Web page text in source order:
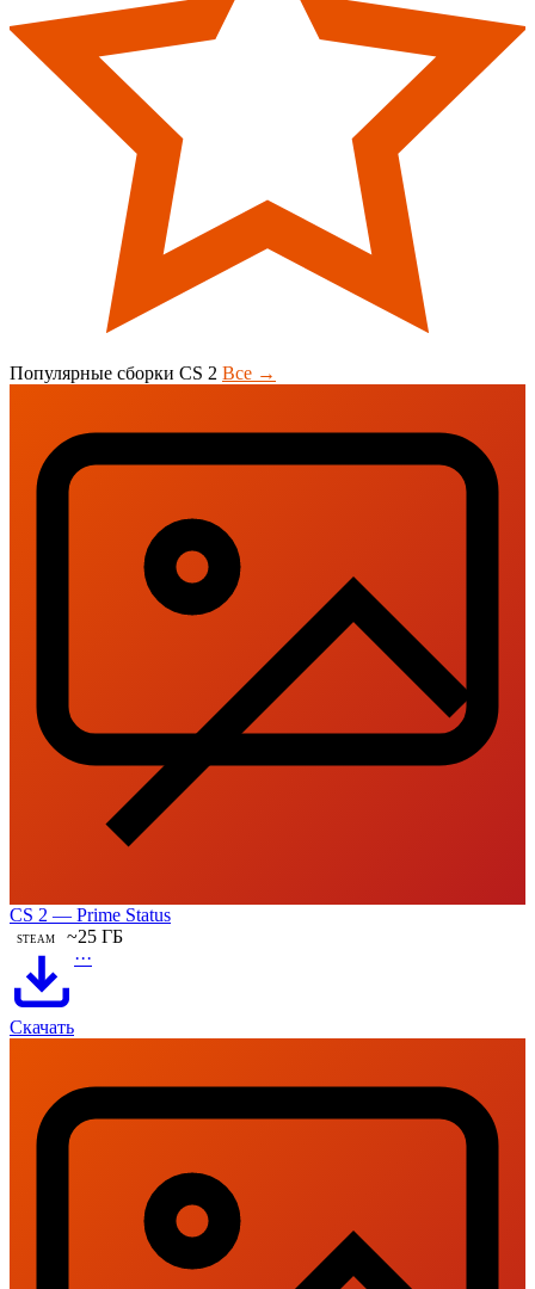
Популярные сборки CS 2 Все →
CS 2 — Prime Status
STEAM ~25 ГБ
Скачать
···